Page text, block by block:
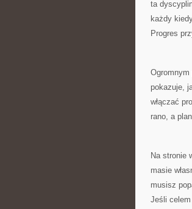
ta
każdy
Progres
pokazuje,
włączać
rano, a
Na stronie
masie
musisz
Jeśli